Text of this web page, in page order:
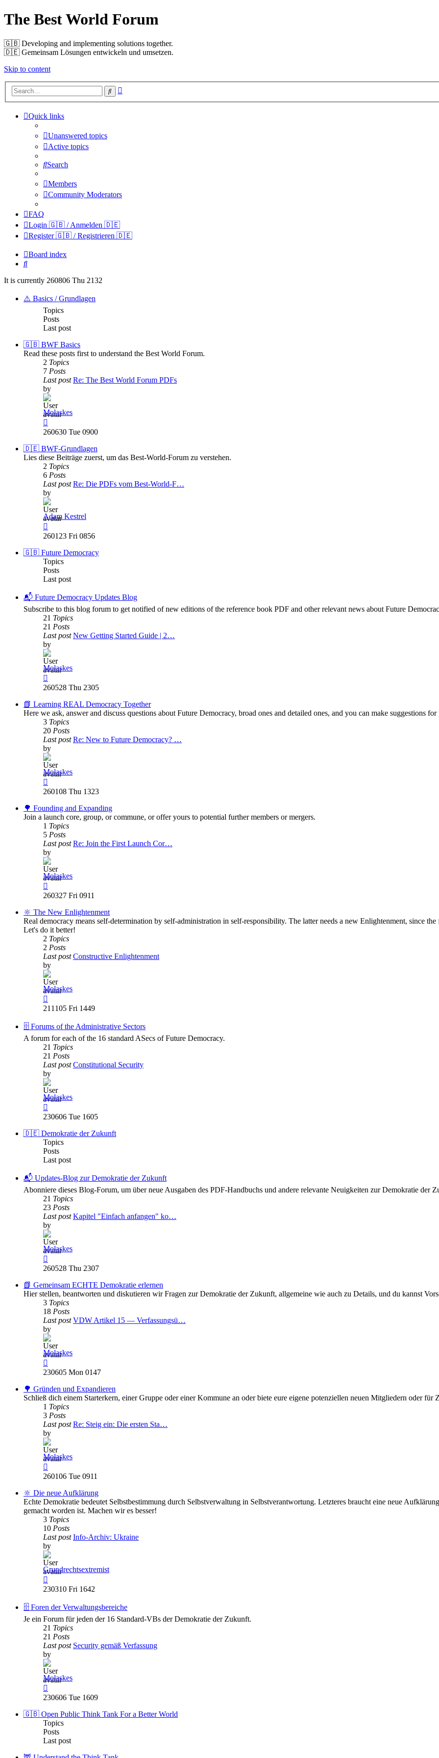
The Best World Forum
🇬🇧️ Developing and implementing solutions together.
🇩🇪️ Gemeinsam Lösungen entwickeln und umsetzen.
Skip to content
Search
Quick links
Unanswered topics
Active topics
Search
Members
Community Moderators
FAQ
Login 🇬🇧 / Anmelden 🇩🇪
Register 🇬🇧 / Registrieren 🇩🇪
Board index
Search
It is currently 260806 Thu 2132
⚠️ Basics / Grundlagen
Topics
Posts
Last post
🇬🇧 BWF Basics
Read these posts first to understand the Best World Forum.
2 Topics
7 Posts
Last post Re: The Best World Forum PDFs
by
Molaskes
the
post
260630 Tue 0900
🇩🇪 BWF-Grundlagen
Lies diese Beiträge zuerst, um das Best-World-Forum zu verstehen.
2 Topics
6 Posts
Last post Re: Die PDFs vom Best-World-F…
by
Adam Kestrel
the
post
260123 Fri 0856
🇬🇧 Future Democracy
Topics
Posts
Last post
📬 Future Democracy Updates Blog
Subscribe to this blog forum to get notified of new editions of the reference book PDF and other relevant news about Future
21 Topics
21 Posts
Last post New Getting Started Guide | 2…
by
Molaskes
the
post
260528 Thu 2305
📗 Learning REAL Democracy Together
Here we ask, answer and discuss questions about Future Democracy, broad ones and detailed ones, and you can make suggestions
3 Topics
20 Posts
Last post Re: New to Future Democracy? …
by
Molaskes
the
post
260108 Thu 1323
🌳 Founding and Expanding
Join a launch core, group, or commune, or offer yours to potential further members or mergers.
1 Topics
5 Posts
Last post Re: Join the First Launch Cor…
by
Molaskes
the
post
260327 Fri 0911
🔆 The New Enlightenment
Real democracy means self-determination by self-administration in self-responsibility. The latter needs a new Enlightenment, since
Let's do it better!
2 Topics
2 Posts
Last post Constructive Enlightenment
by
Molaskes
the
post
211105 Fri 1449
🗄️ Forums of the Administrative Sectors
A forum for each of the 16 standard ASecs of Future Democracy.
21 Topics
21 Posts
Last post Constitutional Security
by
Molaskes
the
post
230606 Tue 1605
🇩🇪 Demokratie der Zukunft
Topics
Posts
Last post
📬 Updates-Blog zur Demokratie der Zukunft
Abonniere dieses Blog-Forum, um über neue Ausgaben des PDF-Handbuchs und andere relevante Neuigkeiten zur Demokratie der
21 Topics
23 Posts
Last post Kapitel "Einfach anfangen" ko…
by
Molaskes
the
post
260528 Thu 2307
📗 Gemeinsam ECHTE Demokratie erlernen
Hier stellen, beantworten und diskutieren wir Fragen zur Demokratie der Zukunft, allgemeine wie auch zu Details, und du kannst
3 Topics
18 Posts
Last post VDW Artikel 15 — Verfassungsü…
by
Molaskes
the
post
230605 Mon 0147
🌳 Gründen und Expandieren
Schließ dich einem Starterkern, einer Gruppe oder einer Kommune an oder biete eure eigene potenziellen neuen Mitgliedern oder für
1 Topics
3 Posts
Last post Re: Steig ein: Die ersten Sta…
by
Molaskes
the
post
260106 Tue 0911
🔆 Die neue Aufklärung
Echte Demokratie bedeutet Selbstbestimmung durch Selbstverwaltung in Selbstverantwortung. Letzteres braucht eine neue
gemacht worden ist. Machen wir es besser!
3 Topics
10 Posts
Last post Info-Archiv: Ukraine
by
Grundrechtsextremist
the
post
230310 Fri 1642
🗄️ Foren der Verwaltungsbereiche
Je ein Forum für jeden der 16 Standard-VBs der Demokratie der Zukunft.
21 Topics
21 Posts
Last post Security gemäß Verfassung
by
Molaskes
the
post
230606 Tue 1609
🇬🇧 Open Public Think Tank For a Better World
Topics
Posts
Last post